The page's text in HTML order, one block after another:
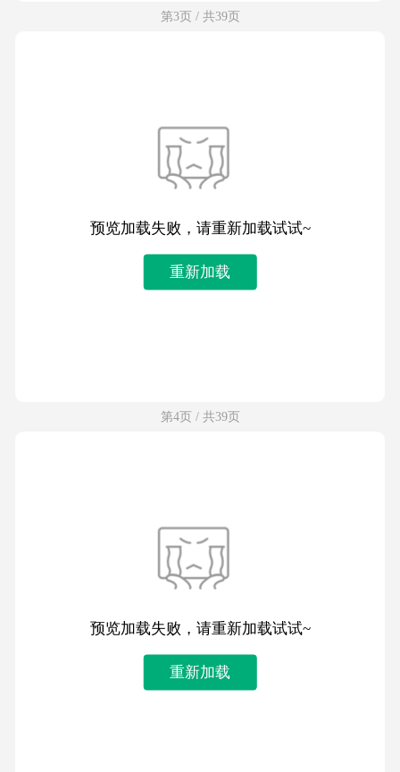
第3页 / 共39页
预览加载失败，请重新加载试试~
重新加载
第4页 / 共39页
预览加载失败，请重新加载试试~
重新加载